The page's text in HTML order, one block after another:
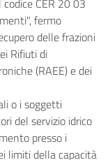
CER 20 03
fermo
delle frazioni
Rifiuti di
(RAEE) e dei
o i soggetti
del servizio idrico
presso i
limiti della capacità